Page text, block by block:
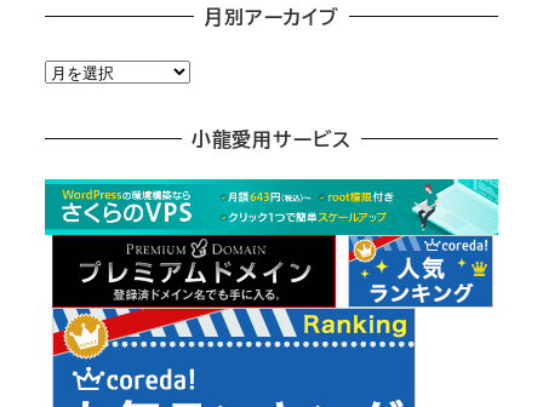
月別アーカイブ
月
カ
小龍愛用サービス